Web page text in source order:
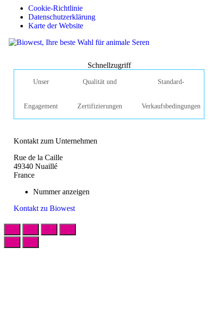
Cookie-Richtlinie
Datenschutzerklärung
Karte der Website
Schnellzugriff
Unser
Engagement
Qualität und
Zertifizierungen
Standard-
Verkaufsbedingungen
Kontakt zum Unternehmen
Rue de la Caille
49340 Nuaillé
France
Nummer anzeigen
Kontakt zu Biowest